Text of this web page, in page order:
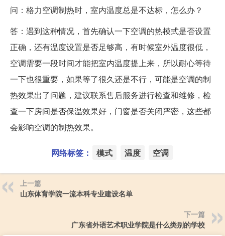
问：格力空调制热时，室内温度总是不达标，怎么办？
答：遇到这种情况，首先确认一下空调的热模式是否设置
正确，还有温度设置是否足够高，有时候室外温度很低，
空调需要一段时间才能把室内温度提上来，所以耐心等待
一下也很重要，如果等了很久还是不行，可能是空调的制
热效果出了问题，建议联系售后服务进行检查和维修，检
查一下房间是否保温效果好，门窗是否关闭严密，这些都
会影响空调的制热效果。
网络标签： 模式 温度 空调
上一篇
山东体育学院一流本科专业建设名单
下一篇
广东省外语艺术职业学院是什么类别的学校